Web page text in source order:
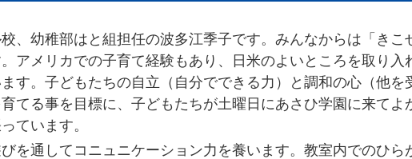
、幼稚部はと組担任の波多江季子です。みんなからは「きこ
アメリカでの子育て経験もあり、日米のよいところを取り入
す。子どもたちの自立（自分でできる力）と調和の心（他を
てる事を目標に、子どもたちが土曜日にあさひ学園に来てよ
ています。
を通してコニュニケーション力を養います。教室内でのひら